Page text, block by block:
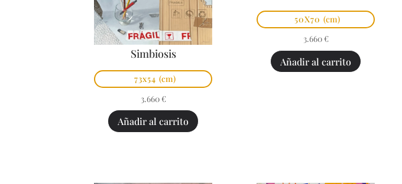
Simbiosis
73x54 (cm)
3.660 €
Añadir al carrito
50X70 (cm)
3.660 €
Añadir al carrito